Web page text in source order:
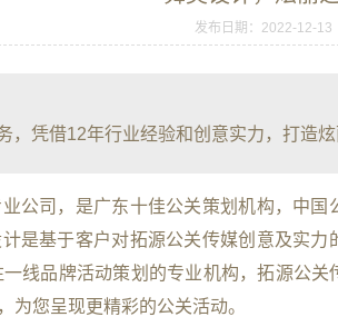
发布日期：2022-12-13
凭借12年行业经验和创意实力，打造炫
公司，是广东十佳公关策划机构，中国
是基于客户对拓源公关传媒创意及实力
线品牌活动策划的专业机构，拓源公关
为您呈现更精彩的公关活动。